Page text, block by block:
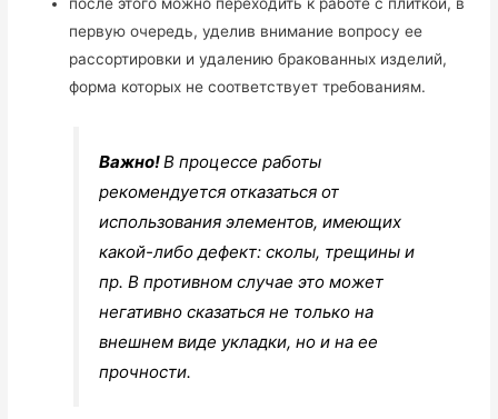
после этого можно переходить к работе с плиткой, в
первую очередь, уделив внимание вопросу ее
рассортировки и удалению бракованных изделий,
форма которых не соответствует требованиям.
Важно!В процессе работы
рекомендуется отказаться от
использования элементов, имеющих
какой-либо дефект: сколы, трещины и
пр. В противном случае это может
негативно сказаться не только на
внешнем виде укладки, но и на ее
прочности.